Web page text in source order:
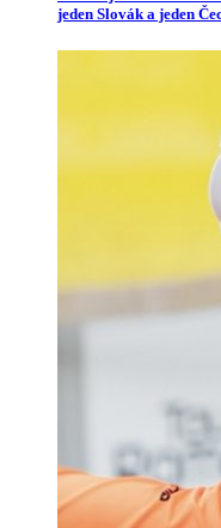
jeden Slovák a jeden